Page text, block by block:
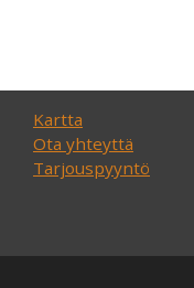
Kartta
Ota yhteyttä
Tarjouspyyntö